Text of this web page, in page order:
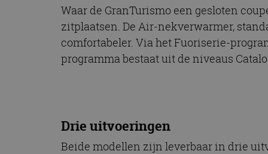
Waar de GranTurismo een gesloten
zitplaatsen. De Air-nekverwarmer,
comfortabeler. Via het Fuoriserie-
programma bestaat uit de niveaus
Drie uitvoeringen
Beide modellen zijn leverbaar in drie
Naam
Naam